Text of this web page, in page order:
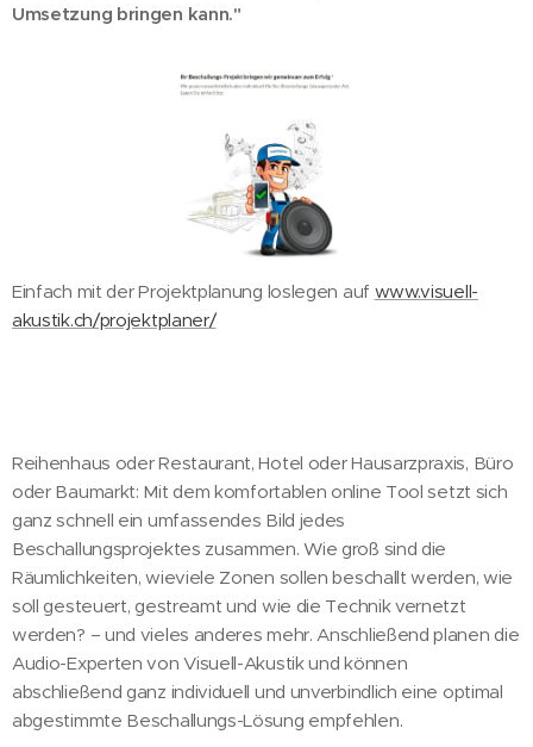
Umsetzung bringen kann."
Einfach mit der Projektplanung loslegen auf www.visuell-
akustik.ch/projektplaner/
Reihenhaus oder Restaurant, Hotel oder Hausarzpraxis, Büro
oder Baumarkt: Mit dem komfortablen online Tool setzt sich
ganz schnell ein umfassendes Bild jedes
Beschallungsprojektes zusammen. Wie groß sind die
Räumlichkeiten, wieviele Zonen sollen beschallt werden, wie
soll gesteuert, gestreamt und wie die Technik vernetzt
werden? – und vieles anderes mehr. Anschließend planen die
Audio-Experten von Visuell-Akustik und können
abschließend ganz individuell und unverbindlich eine optimal
abgestimmte Beschallungs-Lösung empfehlen.